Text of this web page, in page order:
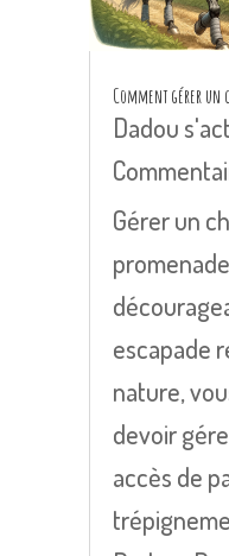
Comment gérer un
Dadou
Gérer un
escapade
nature,
devoir
accès de